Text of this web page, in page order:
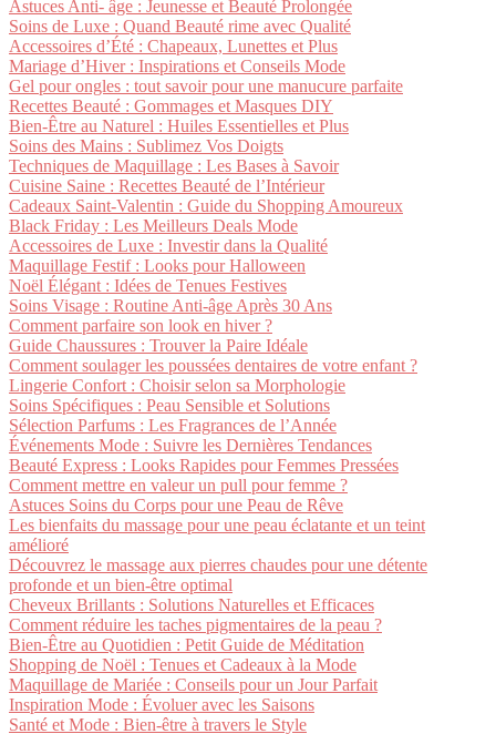
Astuces Anti- âge : Jeunesse et Beauté Prolongée
Soins de Luxe : Quand Beauté rime avec Qualité
Accessoires d’Été : Chapeaux, Lunettes et Plus
Mariage d’Hiver : Inspirations et Conseils Mode
Gel pour ongles : tout savoir pour une manucure parfaite
Recettes Beauté : Gommages et Masques DIY
Bien-Être au Naturel : Huiles Essentielles et Plus
Soins des Mains : Sublimez Vos Doigts
Techniques de Maquillage : Les Bases à Savoir
Cuisine Saine : Recettes Beauté de l’Intérieur
Cadeaux Saint-Valentin : Guide du Shopping Amoureux
Black Friday : Les Meilleurs Deals Mode
Accessoires de Luxe : Investir dans la Qualité
Maquillage Festif : Looks pour Halloween
Noël Élégant : Idées de Tenues Festives
Soins Visage : Routine Anti-âge Après 30 Ans
Comment parfaire son look en hiver ?
Guide Chaussures : Trouver la Paire Idéale
Comment soulager les poussées dentaires de votre enfant ?
Lingerie Confort : Choisir selon sa Morphologie
Soins Spécifiques : Peau Sensible et Solutions
Sélection Parfums : Les Fragrances de l’Année
Événements Mode : Suivre les Dernières Tendances
Beauté Express : Looks Rapides pour Femmes Pressées
Comment mettre en valeur un pull pour femme ?
Astuces Soins du Corps pour une Peau de Rêve
Les bienfaits du massage pour une peau éclatante et un teint
amélioré
Découvrez le massage aux pierres chaudes pour une détente
profonde et un bien-être optimal
Cheveux Brillants : Solutions Naturelles et Efficaces
Comment réduire les taches pigmentaires de la peau ?
Bien-Être au Quotidien : Petit Guide de Méditation
Shopping de Noël : Tenues et Cadeaux à la Mode
Maquillage de Mariée : Conseils pour un Jour Parfait
Inspiration Mode : Évoluer avec les Saisons
Santé et Mode : Bien-être à travers le Style